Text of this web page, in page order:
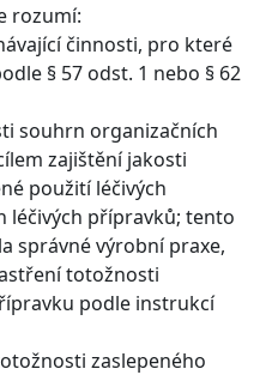
rozumí:
činnosti, pro které
§ 57 odst. 1 nebo § 62
souhrn organizačních
zajištění jakosti
použití léčivých
léčivých přípravků; tento
správné výrobní praxe,
totožnosti
podle instrukcí
zaslepeného